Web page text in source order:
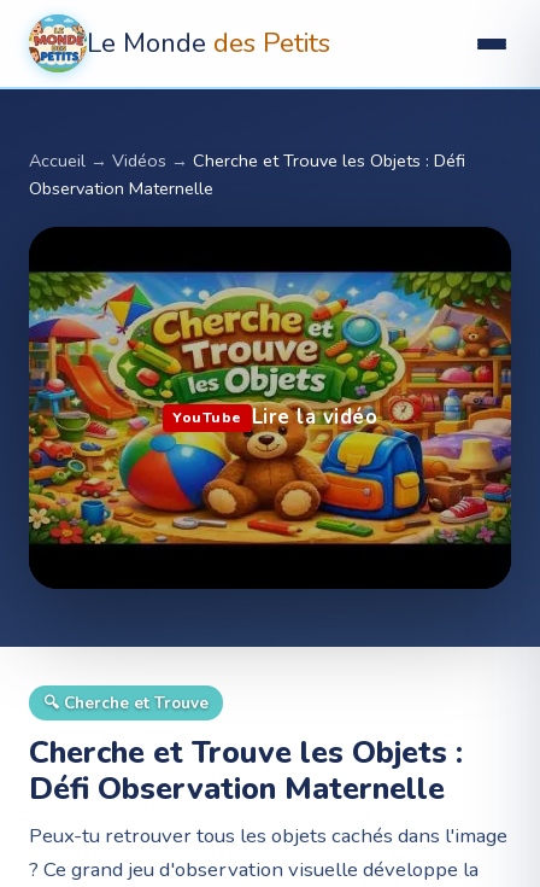
Le Monde des Petits
Accueil → Vidéos → Cherche et Trouve les Objets : Défi
Observation Maternelle
YouTube Lire la vidéo
🔍 Cherche et Trouve
Cherche et Trouve les Objets :
Défi Observation Maternelle
Peux-tu retrouver tous les objets cachés dans l'image
? Ce grand jeu d'observation visuelle développe la